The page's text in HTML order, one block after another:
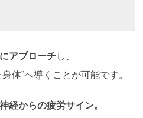
アプローチし、
体”へ導くことが可能です。
経からの疲労サイン。